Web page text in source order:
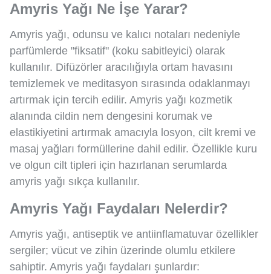
Amyris Yağı Ne İşe Yarar?
Amyris yağı, odunsu ve kalıcı notaları nedeniyle
parfümlerde "fiksatif" (koku sabitleyici) olarak
kullanılır. Difüzörler aracılığıyla ortam havasını
temizlemek ve meditasyon sırasında odaklanmayı
artırmak için tercih edilir. Amyris yağı kozmetik
alanında cildin nem dengesini korumak ve
elastikiyetini artırmak amacıyla losyon, cilt kremi ve
masaj yağları formüllerine dahil edilir. Özellikle kuru
ve olgun cilt tipleri için hazırlanan serumlarda
amyris yağı sıkça kullanılır.
Amyris Yağı Faydaları Nelerdir?
Amyris yağı, antiseptik ve antiinflamatuvar özellikler
sergiler; vücut ve zihin üzerinde olumlu etkilere
sahiptir. Amyris yağı faydaları şunlardır: